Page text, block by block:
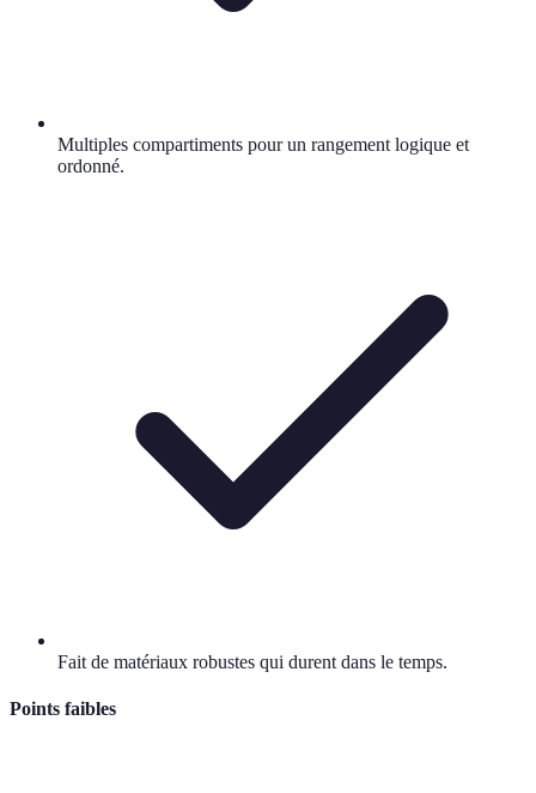
Multiples compartiments pour un rangement logique et
ordonné.
Fait de matériaux robustes qui durent dans le temps.
Points faibles